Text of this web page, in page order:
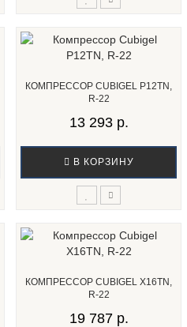
КОМПРЕССОР CUBIGEL P12TN,
R-22
13 293 р.
В КОРЗИНУ
КОМПРЕССОР CUBIGEL X16TN,
R-22
19 787 р.